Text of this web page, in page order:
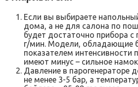
Если вы выбираете
дома, а не для салона по
будет достаточно прибора с
г/мин. Модели, обладающие
показателем интенсивности
имеют минус – сильное
Давление в парогенераторе
не менее 3-5 бар, а